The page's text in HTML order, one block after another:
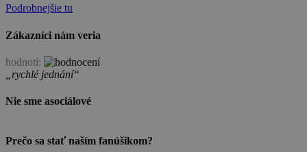
Podrobnejšie tu
Zákazníci nám veria
hodnotí:
„rychlé jednání“
Nie sme asociálové
Prečo sa stať naším fanúšikom?